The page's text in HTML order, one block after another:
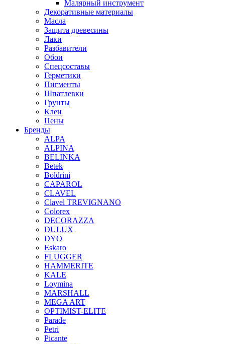
Малярный инструмент
Декоративные материалы
Масла
Защита древесины
Лаки
Разбавители
Обои
Спецсоставы
Герметики
Пигменты
Шпатлевки
Грунты
Клеи
Пены
Бренды
ALPA
ALPINA
BELINKA
Betek
Boldrini
CAPAROL
CLAVEL
Clavel TREVIGNANO
Colorex
DECORAZZA
DULUX
DYO
Eskaro
FLUGGER
HAMMERITE
KALE
Loymina
MARSHALL
MEGA ART
OPTIMIST-ELITE
Parade
Petri
Picante